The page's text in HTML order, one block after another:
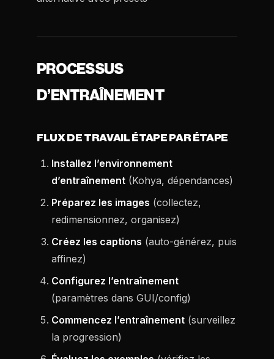
PROCESSUS
D’ENTRAÎNEMENT
FLUX DE TRAVAIL ÉTAPE PAR ÉTAPE
Installez l’environnement
d’entraînement (Kohya, dépendances)
Préparez les images (collectez,
redimensionnez, organisez)
Créez les captions (auto-générez, puis
affinez)
Configurez l’entraînement
(paramètres dans GUI/config)
Commencez l’entraînement (surveillez
la progression)